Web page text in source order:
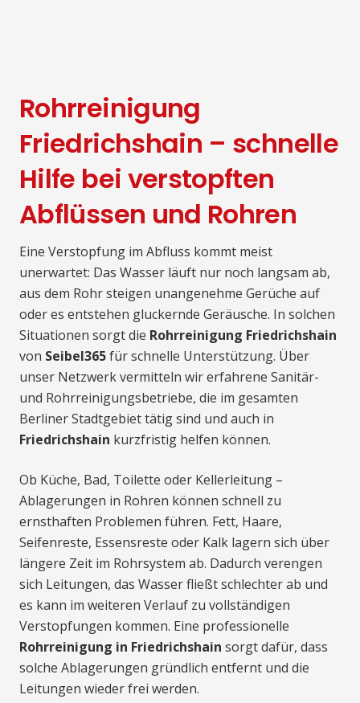
Rohrreinigung
Friedrichshain – schnelle
Hilfe bei verstopften
Abflüssen und Rohren
Eine Verstopfung im Abfluss kommt meist
unerwartet: Das Wasser läuft nur noch langsam ab,
aus dem Rohr steigen unangenehme Gerüche auf
oder es entstehen gluckernde Geräusche. In solchen
Situationen sorgt die Rohrreinigung Friedrichshain
von Seibel365für schnelle Unterstützung. Über
unser Netzwerk vermitteln wir erfahrene Sanitär-
und Rohrreinigungsbetriebe, die im gesamten
Berliner Stadtgebiet tätig sind und auch in
Friedrichshain kurzfristig helfen können.
Ob Küche, Bad, Toilette oder Kellerleitung –
Ablagerungen in Rohren können schnell zu
ernsthaften Problemen führen. Fett, Haare,
Seifenreste, Essensreste oder Kalk lagern sich über
längere Zeit im Rohrsystem ab. Dadurch verengen
sich Leitungen, das Wasser fließt schlechter ab und
es kann im weiteren Verlauf zu vollständigen
Verstopfungen kommen. Eine professionelle
Rohrreinigung in Friedrichshain sorgt dafür, dass
solche Ablagerungen gründlich entfernt und die
Leitungen wieder frei werden.